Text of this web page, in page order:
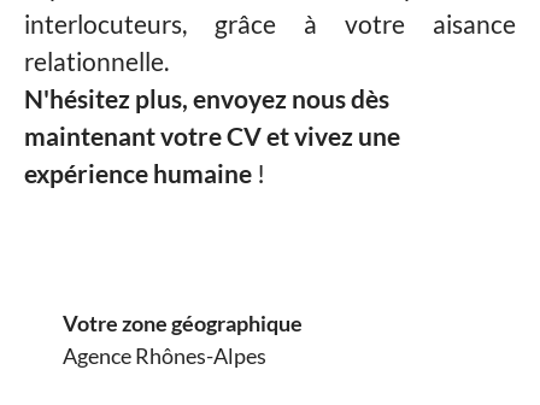
interlocuteurs, grâce à votre aisance
relationnelle.
N'hésitez plus, envoyez nous dès
maintenant votre CV et vivez une
expérience humaine !
Votre zone géographique
Agence Rhônes-Alpes